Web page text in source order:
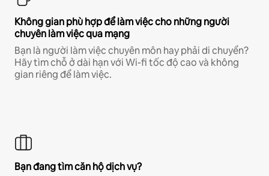
Không gian phù hợp để làm việc cho những người
chuyên làm việc qua mạng
Bạn là người làm việc chuyên môn hay phải di chuyển?
Hãy tìm chỗ ở dài hạn với Wi-fi tốc độ cao và không
gian riêng để làm việc.
Bạn đang tìm căn hộ dịch vụ?